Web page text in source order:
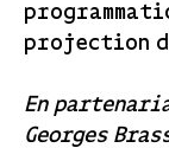
projection
En
Georges